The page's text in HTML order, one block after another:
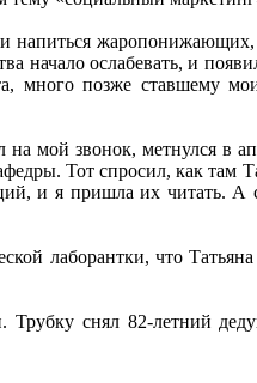
начало ослабевать, и
много позже ставшему
мой звонок, метнулся в
Тот спросил, как там
и я пришла их читать.
лаборантки, что
снял 82-летний